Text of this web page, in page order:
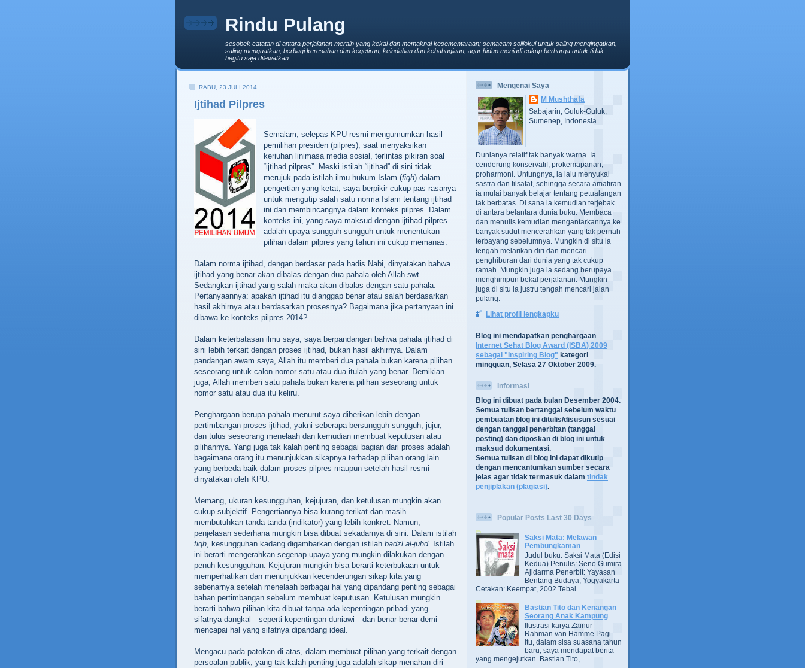
Rindu Pulang
sesobek catatan di antara perjalanan meraih yang kekal dan memaknai kesementaraan; semacam solilokui untuk saling mengingatkan,
saling menguatkan, berbagi keresahan dan kegetiran, keindahan dan kebahagiaan, agar hidup menjadi cukup berharga untuk tidak
begitu saja dilewatkan
RABU, 23 JULI 2014
Ijtihad Pilpres
Semalam, selepas KPU resmi mengumumkan hasil
pemilihan presiden (pilpres), saat menyaksikan
keriuhan linimasa media sosial, terlintas pikiran soal
“ijtihad pilpres”. Meski istilah “ijtihad” di sini tidak
merujuk pada istilah ilmu hukum Islam (fiqh) dalam
pengertian yang ketat, saya berpikir cukup pas rasanya
untuk mengutip salah satu norma Islam tentang ijtihad
ini dan membincangnya dalam konteks pilpres. Dalam
konteks ini, yang saya maksud dengan ijtihad pilpres
adalah upaya sungguh-sungguh untuk menentukan
pilihan dalam pilpres yang tahun ini cukup memanas.
Dalam norma ijtihad, dengan berdasar pada hadis Nabi, dinyatakan bahwa
ijtihad yang benar akan dibalas dengan dua pahala oleh Allah swt.
Sedangkan ijtihad yang salah maka akan dibalas dengan satu pahala.
Pertanyaannya: apakah ijtihad itu dianggap benar atau salah berdasarkan
hasil akhirnya atau berdasarkan prosesnya? Bagaimana jika pertanyaan ini
dibawa ke konteks pilpres 2014?
Dalam keterbatasan ilmu saya, saya berpandangan bahwa pahala ijtihad di
sini lebih terkait dengan proses ijtihad, bukan hasil akhirnya. Dalam
pandangan awam saya, Allah itu memberi dua pahala bukan karena pilihan
seseorang untuk calon nomor satu atau dua itulah yang benar. Demikian
juga, Allah memberi satu pahala bukan karena pilihan seseorang untuk
nomor satu atau dua itu keliru.
Penghargaan berupa pahala menurut saya diberikan lebih dengan
pertimbangan proses ijtihad, yakni seberapa bersungguh-sungguh, jujur,
dan tulus seseorang menelaah dan kemudian membuat keputusan atau
pilihannya. Yang juga tak kalah penting sebagai bagian dari proses adalah
bagaimana orang itu menunjukkan sikapnya terhadap pilihan orang lain
yang berbeda baik dalam proses pilpres maupun setelah hasil resmi
dinyatakan oleh KPU.
Memang, ukuran kesungguhan, kejujuran, dan ketulusan mungkin akan
cukup subjektif. Pengertiannya bisa kurang terikat dan masih
membutuhkan tanda-tanda (indikator) yang lebih konkret. Namun,
penjelasan sederhana mungkin bisa dibuat sekadarnya di sini. Dalam istilah
fiqh, kesungguhan kadang digambarkan dengan istilah badzl al-juhd. Istilah
ini berarti mengerahkan segenap upaya yang mungkin dilakukan dengan
penuh kesungguhan. Kejujuran mungkin bisa berarti keterbukaan untuk
memperhatikan dan menunjukkan kecenderungan sikap kita yang
sebenarnya setelah menelaah berbagai hal yang dipandang penting sebagai
bahan pertimbangan sebelum membuat keputusan. Ketulusan mungkin
berarti bahwa pilihan kita dibuat tanpa ada kepentingan pribadi yang
sifatnya dangkal—seperti kepentingan duniawi—dan benar-benar demi
mencapai hal yang sifatnya dipandang ideal.
Mengacu pada patokan di atas, dalam membuat pilihan yang terkait dengan
persoalan publik, yang tak kalah penting juga adalah sikap menahan diri
Mengenai Saya
M Mushthafa
Sabajarin, Guluk-Guluk,
Sumenep, Indonesia
Dunianya relatif tak banyak warna. Ia
cenderung konservatif, prokemapanan,
proharmoni. Untungnya, ia lalu menyukai
sastra dan filsafat, sehingga secara amatiran
ia mulai banyak belajar tentang petualangan
tak berbatas. Di sana ia kemudian terjebak
di antara belantara dunia buku. Membaca
dan menulis kemudian mengantarkannya ke
banyak sudut mencerahkan yang tak pernah
terbayang sebelumnya. Mungkin di situ ia
tengah melarikan diri dan mencari
penghiburan dari dunia yang tak cukup
ramah. Mungkin juga ia sedang berupaya
menghimpun bekal perjalanan. Mungkin
juga di situ ia justru tengah mencari jalan
pulang.
Lihat profil lengkapku
Blog ini mendapatkan penghargaan
Internet Sehat Blog Award (ISBA) 2009
sebagai "Inspiring Blog" kategori
mingguan, Selasa 27 Oktober 2009.
Informasi
Blog ini dibuat pada bulan Desember 2004.
Semua tulisan bertanggal sebelum waktu
pembuatan blog ini ditulis/disusun sesuai
dengan tanggal penerbitan (tanggal
posting) dan diposkan di blog ini untuk
maksud dokumentasi.
Semua tulisan di blog ini dapat dikutip
dengan mencantumkan sumber secara
jelas agar tidak termasuk dalam tindak
penjiplakan (plagiasi).
Popular Posts Last 30 Days
Saksi Mata: Melawan
Pembungkaman
Judul buku: Saksi Mata (Edisi
Kedua) Penulis: Seno Gumira
Ajidarma Penerbit: Yayasan
Bentang Budaya, Yogyakarta
Cetakan: Keempat, 2002 Tebal...
Bastian Tito dan Kenangan
Seorang Anak Kampung
Ilustrasi karya Zainur
Rahman van Hamme Pagi
itu, dalam sisa suasana tahun
baru, saya mendapat berita
yang mengejutkan. Bastian Tito, ...